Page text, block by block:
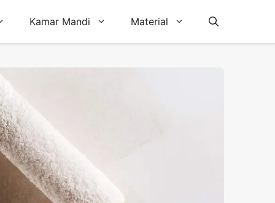
Kamar Mandi Material